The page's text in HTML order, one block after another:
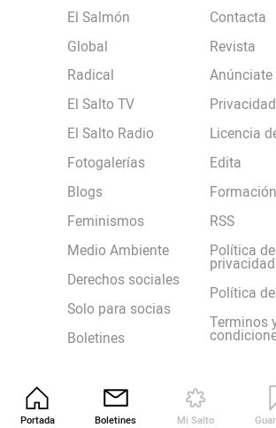
Portada Boletines Mi Salto
El Salmón
Global
Radical
El Salto TV
El Salto Radio
Fotogalerías
Blogs
Feminismos
Medio Ambiente
Derechos sociales
Solo para socias
Boletines
Contacta
Revista
Anúnciate
Privacidad
Licencia
Edita
Formación
RSS
Política de
privacidad
Política
Terminos